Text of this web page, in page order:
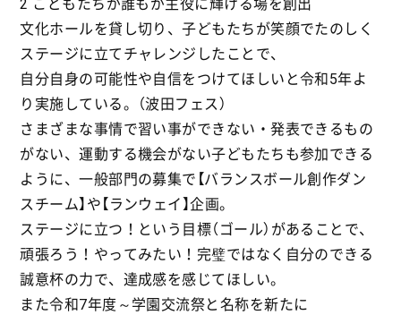
2 こどもたちが誰もが主役に輝ける場を創出
文化ホールを貸し切り、子どもたちが笑顔でたのしく
ステージに立てチャレンジしたことで、
自分自身の可能性や自信をつけてほしいと令和5年よ
り実施している。（波田フェス）
さまざまな事情で習い事ができない・発表できるもの
がない、運動する機会がない子どもたちも参加できる
ように、一般部門の募集で【バランスボール創作ダン
スチーム】や【ランウェイ】企画。
ステージに立つ！という目標（ゴール）があることで、
頑張ろう！やってみたい！完璧ではなく自分のできる
誠意杯の力で、達成感を感じてほしい。
また令和7年度～学園交流祭と名称を新たに